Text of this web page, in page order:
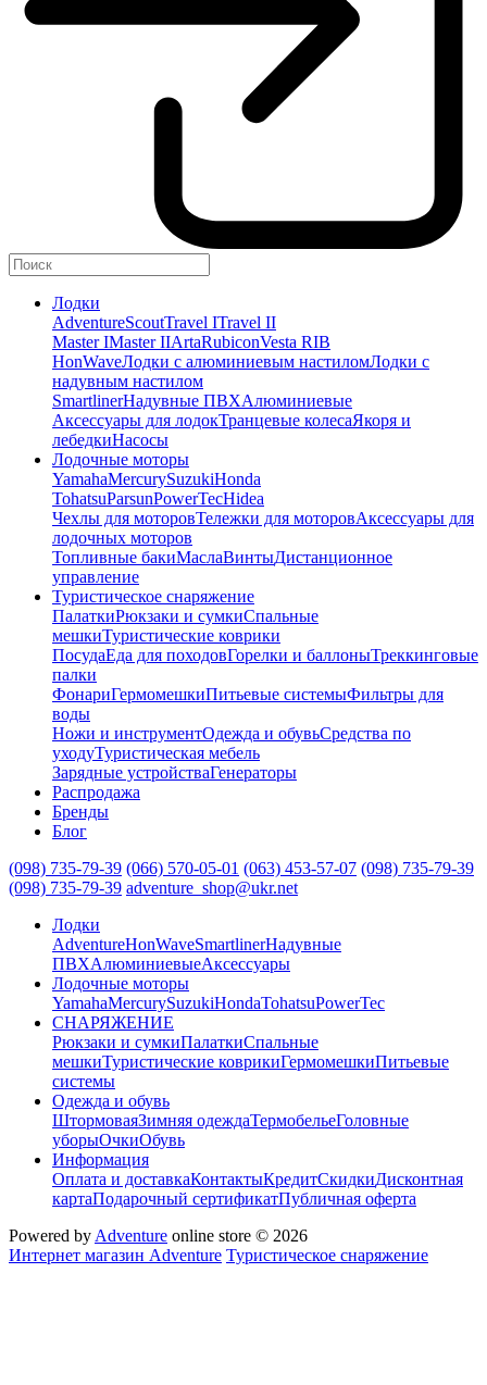
Лодки
AdventureScoutTravel ITravel II
Master IMaster IIArtaRubiconVesta RIB
HonWaveЛодки с алюминиевым настиломЛодки с
надувным настилом
SmartlinerНадувные ПВХАлюминиевые
Аксессуары для лодокТранцевые колесаЯкоря и
лебедкиНасосы
Лодочные моторы
YamahaMercurySuzukiHonda
TohatsuParsunPowerTecHidea
Чехлы для моторовТележки для моторовАксессуары для
лодочных моторов
Топливные бакиМаслаВинтыДистанционное
управление
Туристическое снаряжение
ПалаткиРюкзаки и сумкиСпальные
мешкиТуристические коврики
ПосудаЕда для походовГорелки и баллоныТреккинговые
палки
ФонариГермомешкиПитьевые системыФильтры для
воды
Ножи и инструментОдежда и обувьСредства по
уходуТуристическая мебель
Зарядные устройстваГенераторы
Распродажа
Бренды
Блог
(098) 735-79-39 (066) 570-05-01 (063) 453-57-07 (098) 735-79-39
(098) 735-79-39 adventure_shop@ukr.net
Лодки
AdventureHonWaveSmartlinerНадувные
ПВХАлюминиевыеАксессуары
Лодочные моторы
YamahaMercurySuzukiHondaTohatsuPowerTec
СНАРЯЖЕНИЕ
Рюкзаки и сумкиПалаткиСпальные
мешкиТуристические коврикиГермомешкиПитьевые
системы
Одежда и обувь
ШтормоваяЗимняя одеждаТермобельеГоловные
уборыОчкиОбувь
Информация
Оплата и доставкаКонтактыКредитСкидкиДисконтная
картаПодарочный сертификатПубличная оферта
Powered by Adventure online store © 2026
Интернет магазин Adventure Туристическое снаряжение